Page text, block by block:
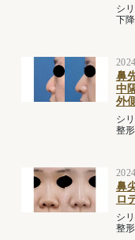
シ
下降
鼻
中
外
シ
整形
鼻
ロ
シ
整形